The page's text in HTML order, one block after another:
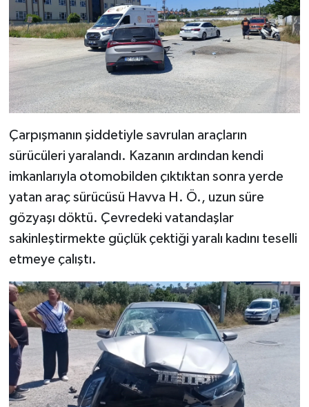
Çarpışmanın şiddetiyle savrulan araçların
sürücüleri yaralandı. Kazanın ardından kendi
imkanlarıyla otomobilden çıktıktan sonra yerde
yatan araç sürücüsü Havva H. Ö., uzun süre
gözyaşı döktü. Çevredeki vatandaşlar
sakinleştirmekte güçlük çektiği yaralı kadını teselli
etmeye çalıştı.